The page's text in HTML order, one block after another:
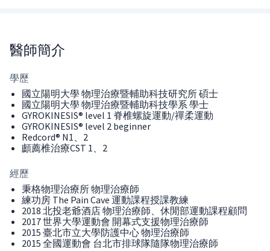
醫師簡介
學歷
國立陽明大學 物理治療暨輔助科技研究所 碩士
國立陽明大學 物理治療暨輔助科技學系 學士
GYROKINESIS® level 1 脊椎螺旋運動/禪柔運動
GYROKINESIS® level 2 beginner
Redcord® N1、2
顱薦椎治療CST 1、2
經歷
秉格物理治療所 物理治療師
練功房 The Pain Cave 運動課程授課教練
2018 北投老爺酒店 物理治療師、休閒部運動課程顧問
2017 世界大學運動會 開幕式支援物理治療師
2015 臺北市立大學防護中心 物理治療師
2015 全國運動會 台北市排球隊隨隊物理治療師